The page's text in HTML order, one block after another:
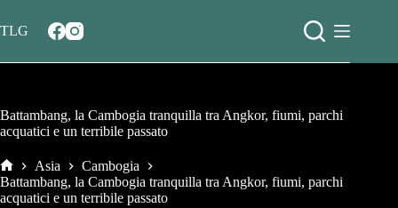
al
contenuto
TLG
Battambang, la Cambogia tranquilla tra Angkor, fiumi, parchi
acquatici e un terribile passato
Home
Asia
Cambogia
Battambang, la Cambogia tranquilla tra Angkor, fiumi, parchi
acquatici e un terribile passato